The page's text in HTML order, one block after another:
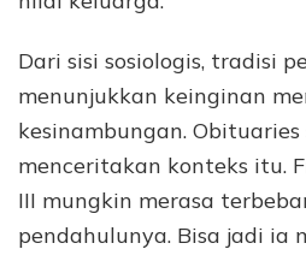
Dari sisi sosiologis, tradisi
menunjukkan keinginan
kesinambungan.
menceritakan konteks itu.
III mungkin merasa
pendahulunya. Bisa jadi ia